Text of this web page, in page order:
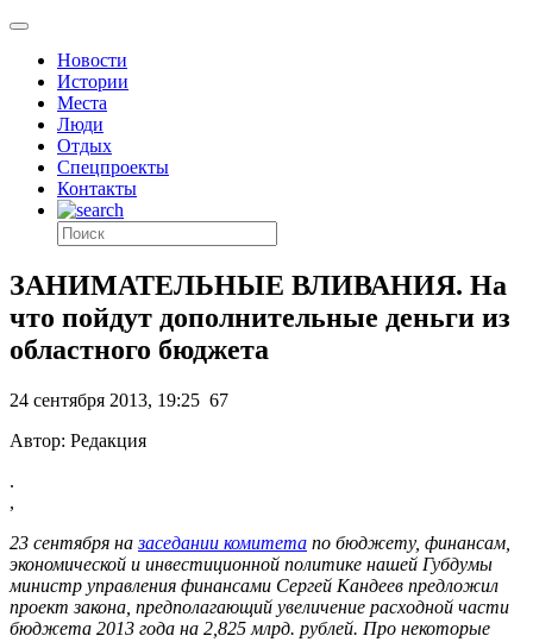
Новости
Истории
Места
Люди
Отдых
Спецпроекты
Контакты
ЗАНИМАТЕЛЬНЫЕ ВЛИВАНИЯ. На
что пойдут дополнительные деньги из
областного бюджета
24 сентября 2013, 19:25 67
Автор: Редакция
.
,
23 сентября назаседании комитета по бюджету, финансам,
экономической и инвестиционной политике нашей Губдумы
министр управления финансами Сергей Кандеев предложил
проект закона, предполагающий увеличение расходной части
бюджета 2013 года на 2,825 млрд. рублей. Про некоторые